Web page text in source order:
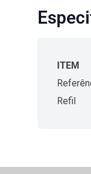
ITEM
Refil